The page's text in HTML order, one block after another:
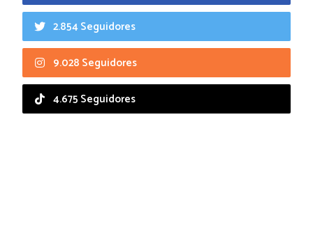
2.854 Seguidores
9.028 Seguidores
4.675 Seguidores